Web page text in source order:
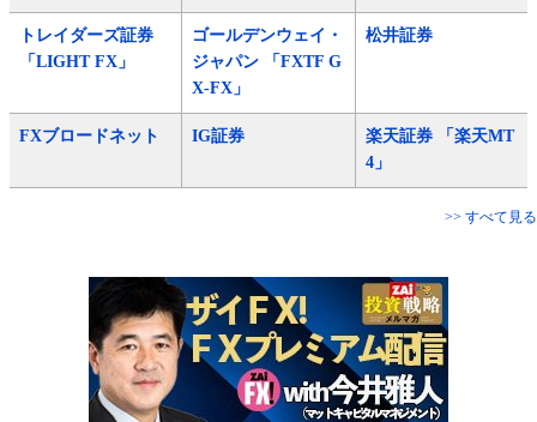
トレイダーズ証券
「LIGHT FX」
ゴールデンウェイ・
ジャパン 「FXTF G
X-FX」
松井証券
FXブロードネット IG証券
楽天証券 「楽天MT
4」
>> すべて見る